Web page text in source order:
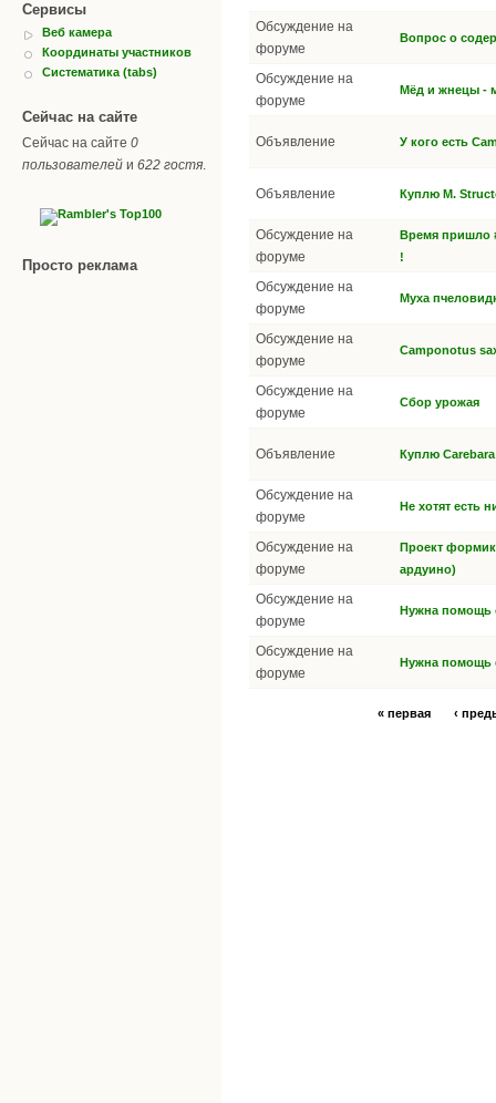
Сервисы
Веб камера
Координаты участников
Систематика (tabs)
Сейчас на сайте
Сейчас на сайте 0
пользователей и 622 гостя.
Просто реклама
Обсуждение на
форуме
Вопрос о
Обсуждение на
форуме
Мёд и жнецы -
Объявление У кого есть
Объявление Куплю M.
Обсуждение на
форуме
Время пришло
!
Обсуждение на
форуме
Муха
Обсуждение на
форуме
Camponotus
Обсуждение на
форуме
Сбор урожая
Объявление Куплю
Обсуждение на
форуме
Не хотят есть
Обсуждение на
форуме
Проект
ардуино)
Обсуждение на
форуме
Нужна помощь
Обсуждение на
форуме
Нужна помощь
« первая ‹